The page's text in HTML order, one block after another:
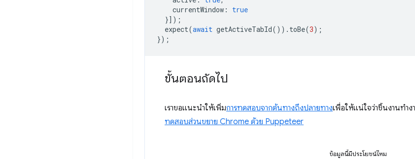
currentWindow :
true
}]);
expect(await getActiveTabId()). toBe(3);
});
ขั้นตอนถัดไป
เราขอแนะนําให้เพิ่มการทดสอบจากต้นทางถึงปลายทางเพื่อให้แน่ใจว่าชิ้นงานทํา
ทดสอบส่วนขยาย Chrome ด้วย Puppeteer
ข้อมูลนี้มีประโยชน์ไหม